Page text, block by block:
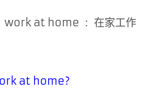
work at home : 在家工作
at home?